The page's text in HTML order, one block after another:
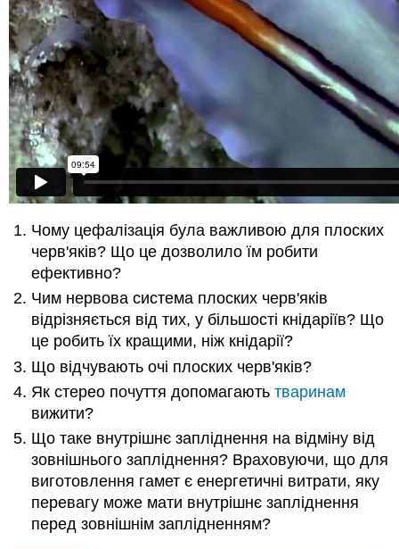
Чому цефалізація була важливою для плоских
черв'яків? Що це дозволило їм робити
ефективно?
Чим нервова система плоских черв'яків
відрізняється від тих, у більшості кнідаріїв? Що
це робить їх кращими, ніж кнідарії?
Що відчувають очі плоских черв'яків?
Як стерео почуття допомагаютьтваринам
вижити?
Що таке внутрішнє запліднення на відміну від
зовнішнього запліднення? Враховуючи, що для
виготовлення гамет є енергетичні витрати, яку
перевагу може мати внутрішнє запліднення
перед зовнішнім заплідненням?